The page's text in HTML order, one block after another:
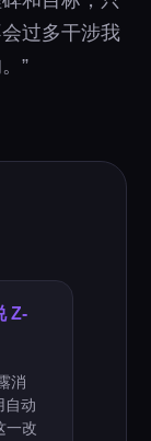
过多干涉我
”
Z-
消
自动
一改